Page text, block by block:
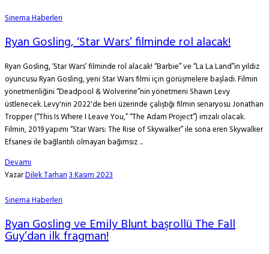
Sinema Haberleri
Ryan Gosling, ‘Star Wars’ filminde rol alacak!
Ryan Gosling, ‘Star Wars’ filminde rol alacak! “Barbie” ve “La La Land”in yıldız
oyuncusu Ryan Gosling, yeni Star Wars filmi için görüşmelere başladı. Filmin
yönetmenliğini “Deadpool & Wolverine”nin yönetmeni Shawn Levy
üstlenecek. Levy'nin 2022'de beri üzerinde çalıştığı filmin senaryosu Jonathan
Tropper (“This Is Where I Leave You,” “The Adam Project”) imzalı olacak.
Filmin, 2019 yapımı “Star Wars: The Rise of Skywalker” ile sona eren Skywalker
Efsanesi ile bağlantılı olmayan bağımsız ...
Devamı
YazarDilek Tarhan3 Kasım 2023
Sinema Haberleri
Ryan Gosling ve Emily Blunt başrollü The Fall
Guy’dan ilk fragman!